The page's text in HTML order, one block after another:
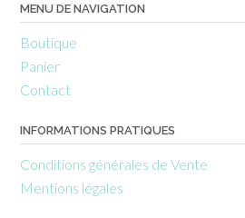
MENU DE NAVIGATION
Boutique
Panier
Contact
INFORMATIONS PRATIQUES
Conditions générales de Vente
Mentions légales